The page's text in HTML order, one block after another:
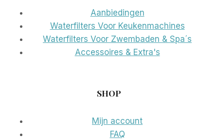
Aanbiedingen
Waterfilters Voor Keukenmachines
Waterfilters Voor Zwembaden & Spa´s
Accessoires & Extra's
SHOP
Mijn account
FAQ